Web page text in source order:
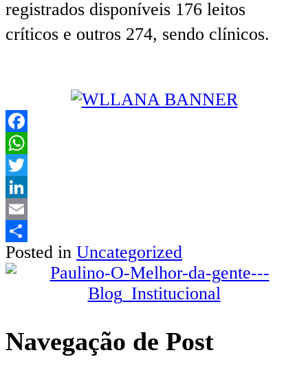
registrados disponíveis 176 leitos
críticos e outros 274, sendo clínicos.
Facebook
WhatsApp
Twitter
LinkedIn
Email
Share
Posted in Uncategorized
Navegação de Post